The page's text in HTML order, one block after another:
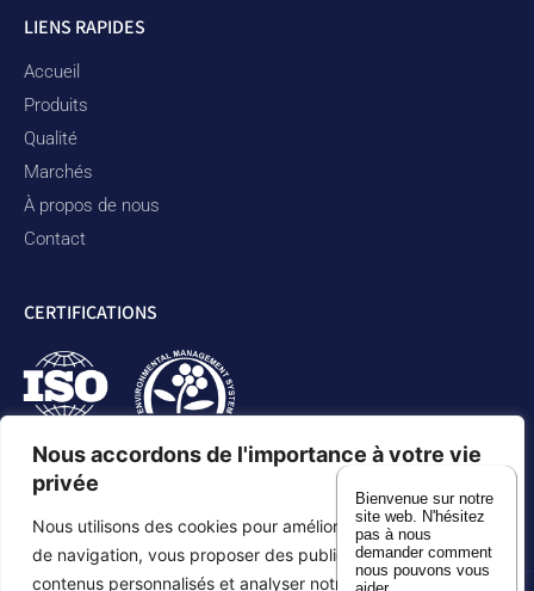
Nous accordons de l'importance à votre vie
privée
Nous utilisons des cookies pour améliorer votre expérience
de navigation, vous proposer des publicités ou des
contenus personnalisés et analyser notre trafic. En cliquant
LIENS RAPIDES
Accueil
Produits
Qualité
Marchés
À propos de nous
Contact
CERTIFICATIONS
Bienvenue sur notre
site web. N'hésitez
pas à nous
demander comment
nous pouvons vous